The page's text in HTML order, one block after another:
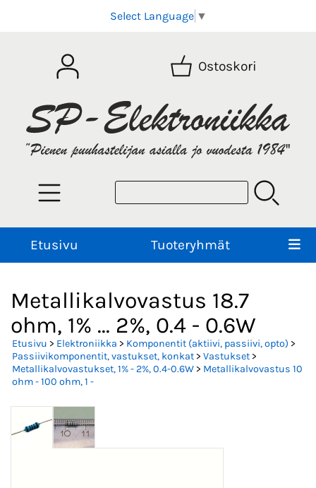
Select Language ▼
Ostoskori
Etusivu Tuoteryhmät
Metallikalvovastus 18.7
ohm, 1% ... 2%, 0.4 - 0.6W
Etusivu > Elektroniikka > Komponentit (aktiivi, passiivi, opto) >
Passiivikomponentit, vastukset, konkat> Vastukset>
Metallikalvovastukset, 1% - 2%, 0.4-0.6W> Metallikalvovastus 10
ohm - 100 ohm, 1 -